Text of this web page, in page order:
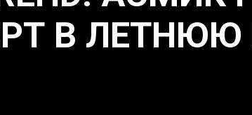
В ЛЕТНЮЮ